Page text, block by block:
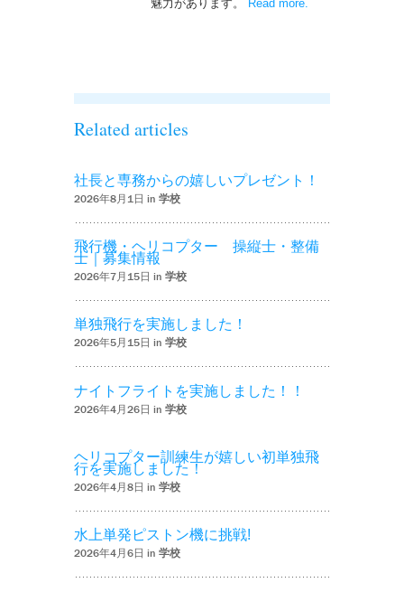
魅力があります。 Read more
Related articles
社長と専務からの嬉しいプレゼント！
2026年8月1日 in 学校
飛行機・ヘリコプター 操縦士・整備
士｜募集情報
2026年7月15日 in 学校
単独飛行を実施しました！
2026年5月15日 in 学校
ナイトフライトを実施しました！！
2026年4月26日 in 学校
ヘリコプター訓練生が嬉しい初単独飛
行を実施しました！
2026年4月8日 in 学校
水上単発ピストン機に挑戦!
2026年4月6日 in 学校